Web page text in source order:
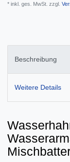
* inkl. ges. MwSt. zzgl.
Beschreibung
Weitere Details